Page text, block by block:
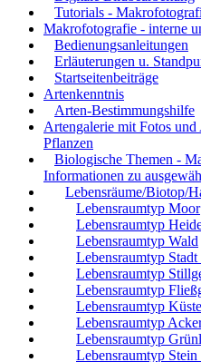
Tutorials -
Makrofotografie - interne
Bedienungsanleitungen
Erläuterungen u.
Startseitenbeiträge
Artenkenntnis
Arten-Bestimmungshilfe
Artengalerie mit Fotos
Pflanzen
Biologische Themen -
Informationen zu
Lebensräume/Biotop/
Lebensraumtyp Moor
Lebensraumtyp
Lebensraumtyp Wald
Lebensraumtyp
Lebensraumtyp
Lebensraumtyp
Lebensraumtyp Küste
Lebensraumtyp
Lebensraumtyp
Lebensraumtyp Stein